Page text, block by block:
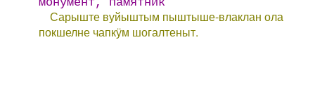
Сарыште вуйыштым пыштыше-влаклан ола
покшелне чапкӱм шогалтеныт.